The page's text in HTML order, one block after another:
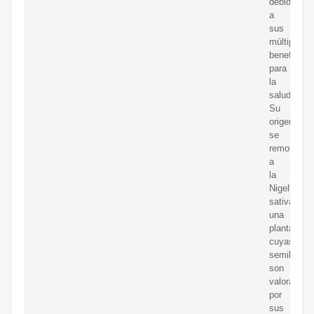
a
sus
múltiples
beneficios
para
la
salud.
Su
origen
se
remonta
a
la
Nigella
sativa,
una
planta
cuyas
semillas
son
valoradas
por
sus